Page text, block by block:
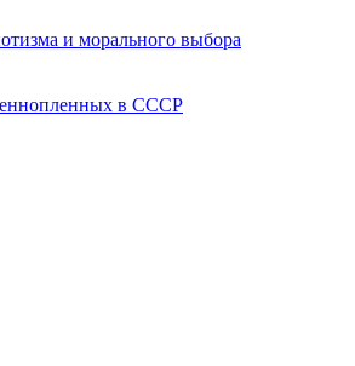
и морального выбора
в СССР